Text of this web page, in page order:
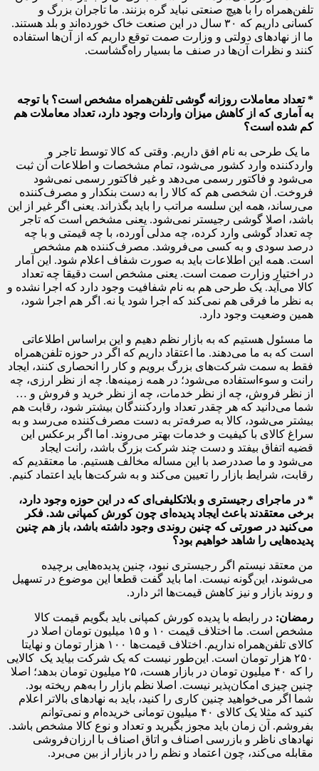
تلفن‌همراه را با هیچ صنعتی نباید گره بزنند. ما تاجران بزرگ و
کسانی داریم که ۳۰ سال در این صنعت خاک خورده‌اند و بلد هستند.
ما از نهادهای دولتی و وزارت صمت توقع داریم که از آن‌ها استفاده
کنند و نظرات آن‌ها در صنف ما بسیار راه‌گشاست.
* تعداد معاملات روزانه گوشی تلفن‌همراه مشخص است؟ با توجه
به آماری که از کاهش میزان واردات وجود دارد، تعداد معاملات هم
کم شده است؟
ما یک طرحی به نام افق داریم. وقتی که کالا توسط تاجر و
واردکننده وارد کشور می‌شود، تمام مشخصات و اطلاعات آن ثبت
می‌شود و فاکتور رسمی می‌دهد و غیر فاکتور رسمی نمی‌شود
فروخت. آن شخصی هم که کالا را به دست بنکدار و مصرف‌کننده
می‌رساند، همه این سلسه مراتب را باید بگذراند. یعنی اگر غیر از این
باشد، اصلا گوشی رجیستر نمی‌شود. یعنی مشخص است که تاجر
چه تعداد گوشی وارد کرده، چه مدلی آورده، با چه قیمتی و با چه
درصد سودی و به کسی می‌فروشد. مصرف‌کننده هم مشخص
است. همه این اطلاعات باید به صورت شفاف اعلام شود. این آمار
در اختیار وزارت صمت است. یعنی مشخص است دقیقا چه تعداد
کالا می‌آید. یک طرحی هم به نام شفافیت وجود دارد که اجرا نشده و
به نظر ما فرقی هم نمی‌کند که اجرا شود یا نه. اگر هم اجرا شود،
همین وضعیت وجود دارد.
ما مسئول هستیم که به بازار نظم دهیم و این براساس اطلاعاتی
است که به ما می‌دهند. ما اعتقاد داریم که اگر در حوزه تلفن‌همراه
فقط به سمت شرکت‌های بزرگ برویم و کار را انحصاری کنند، ایجاد
رانت و سوءاستفاده می‌شود؛ در همه زمینه‌ها. چه از نظر ارزی، چه
از نظر فروش، چه از نظر خدمات، چه از نظر خرید و فروش و …
شما می‌دانید که هر چقدر تعداد واردکنندگان بیشتر شود، رقابت هم
بیشتر می‌شود، کالا به صرفه‌تر به دست مصرف‌کننده می‌رسد و به
سراغ کالای با کیفیت و خدمات بهتر می‌روند. اما اگر برعکس این
قضیه اتفاق بیفتد و دست چند شرکت بزرگ باشد، رانت ایجاد
می‌شود و ما صددرصد با این مساله مخالف هستیم. ما معتقدیم که
رقابت، شرایط بازار را تعیین می‌کند و به شرکت‌ها باید اعتماد کنیم.
* در ماجرای رجیستری و بلاتکلیفی‌ای که در این حوزه وجود دارد،
برخی معتقدند باعث ایجاد پدیده‌ای چون کورش کمپانی شد. فکر
می‌کنید در صورتی که چنین روندی وجود داشته باشد، باز هم چنین
پدیده‌هایی را شاهد خواهیم بود؟
من معتقد نیستم اگر رجیستری نبود، چنین پدیده‌هایی برچیده
می‌شوند، این‌گونه نیست. اما باید گفت قطعا این موضوع در تسهیل
و روند بازار و نیز کاهش قیمت‌ها اثر دارد.
رمضان: در رابطه با پدیده کورش کمپانی باید بگویم قیمت کالا
مشخص است. ما اختلاف قیمت ۱۰ و ۱۵ میلیون تومان اصلا در
کالای تلفن‌همراه نداریم. اختلاف قیمت‌ها ۱۰۰ هزار تومان و نهایتا
۲۵۰ هزار تومان است. این‌طور نیست که یک شرکت بیاید یک کالایی
را که ۴۰ میلیون تومان در بازار هست، ۲۵ میلیون تومان بدهد؛ اصلا
چنین چیزی امکان‌پذیر نیست. اصلا نظم بازار را به‌هم ریخته بود.
شما اگر می‌خواهید چنین کاری را کنید، باید به نهادهای بالاتر اعلام
کنید که مثلا یک کالای ۴۰ میلیون تومانی خریده‌ام و نمی‌توانم
بفروشم. آن زمان باید مجوز بگیرید و تعداد و نوع کالا مشخص باشد.
نهادهای ناظر و بازرسی اصناف و اتاق اصناف با ارزان‌فروشی
مقابله می‌کند، چون اعتماد و نظم را در بازار از بین می‌برد.